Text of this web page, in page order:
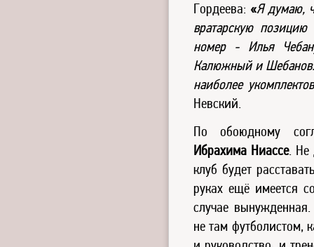
Гордеева: «Я думаю,
вратарскую
номер - Илья
Калюжный и
наиболее
Невский.
По обоюдному
Ибрахима Ниассе. Не
клуб будет
руках ещё имеется
случае
не там футболистом,